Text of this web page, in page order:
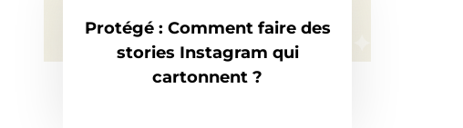
Protégé : Comment faire des
stories Instagram qui
cartonnent ?